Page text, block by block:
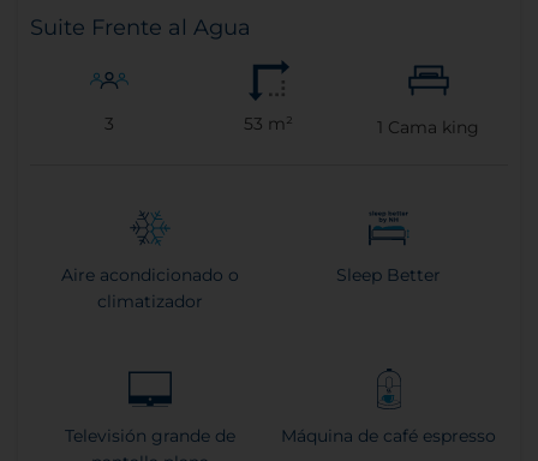
Suite Frente al Agua
3 53 m² 1 Cama king
Aire acondicionado o
climatizador
Sleep Better
Televisión grande de
Máquina de café espresso